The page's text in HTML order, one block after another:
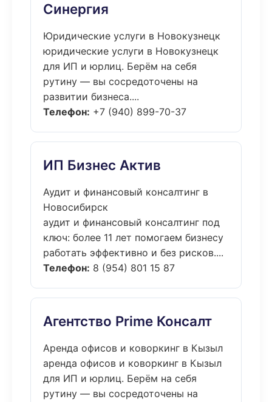
Синергия
Юридические услуги в Новокузнецк
юридические услуги в Новокузнецк
для ИП и юрлиц. Берём на себя
рутину — вы сосредоточены на
развитии бизнеса....
Телефон: +7 (940) 899-70-37
ИП Бизнес Актив
Аудит и финансовый консалтинг в
Новосибирск
аудит и финансовый консалтинг под
ключ: более 11 лет помогаем бизнесу
работать эффективно и без рисков....
Телефон: 8 (954) 801 15 87
Агентство Prime Консалт
Аренда офисов и коворкинг в Кызыл
аренда офисов и коворкинг в Кызыл
для ИП и юрлиц. Берём на себя
рутину — вы сосредоточены на